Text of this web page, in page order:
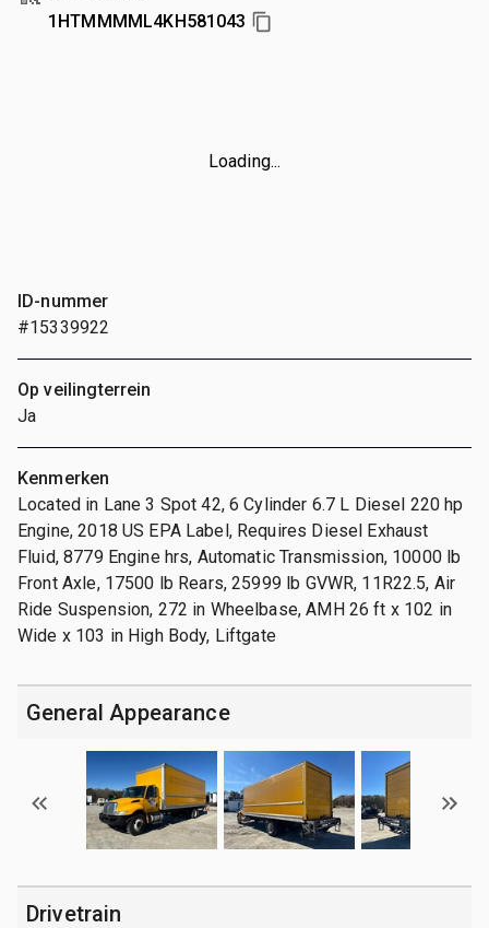
1HTMMMML4KH581043
Loading...
ID-nummer
#15339922
Op veilingterrein
Ja
Kenmerken
Located in Lane 3 Spot 42, 6 Cylinder 6.7 L Diesel 220 hp
Engine, 2018 US EPA Label, Requires Diesel Exhaust
Fluid, 8779 Engine hrs, Automatic Transmission, 10000 lb
Front Axle, 17500 lb Rears, 25999 lb GVWR, 11R22.5, Air
Ride Suspension, 272 in Wheelbase, AMH 26 ft x 102 in
Wide x 103 in High Body, Liftgate
General Appearance
Drivetrain